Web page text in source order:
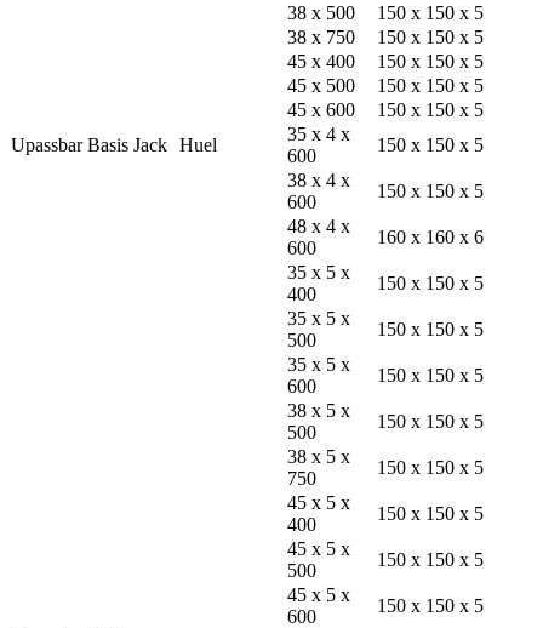
38 x 500
150 x 150 x 5
38 x 750
150 x 150 x 5
45 x 400
150 x 150 x 5
45 x 500
150 x 150 x 5
45 x 600
150 x 150 x 5
Upassbar Basis Jack Huel
35 x 4 x
600
150 x 150 x 5
38 x 4 x
600
150 x 150 x 5
48 x 4 x
600
160 x 160 x 6
35 x 5 x
400
150 x 150 x 5
35 x 5 x
500
150 x 150 x 5
35 x 5 x
600
150 x 150 x 5
38 x 5 x
500
150 x 150 x 5
38 x 5 x
750
150 x 150 x 5
45 x 5 x
400
150 x 150 x 5
45 x 5 x
500
150 x 150 x 5
45 x 5 x
600
150 x 150 x 5